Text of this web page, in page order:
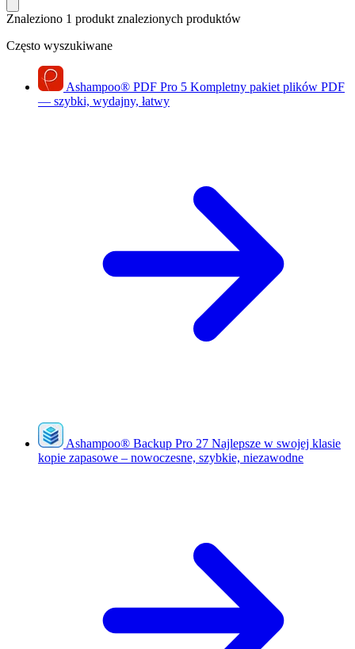
Znaleziono 1 produkt znalezionych produktów
Często wyszukiwane
Ashampoo® PDF Pro 5 Kompletny pakiet plików PDF
— szybki, wydajny, łatwy
Ashampoo® Backup Pro 27 Najlepsze w swojej klasie
kopie zapasowe – nowoczesne, szybkie, niezawodne